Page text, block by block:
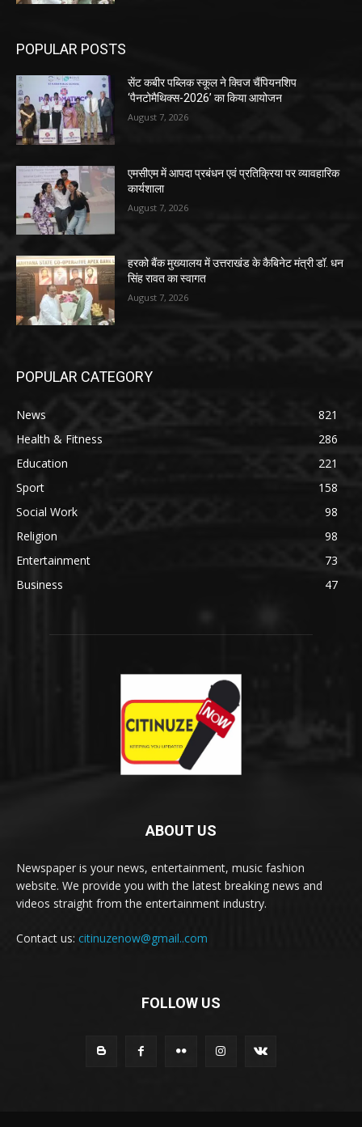
POPULAR POSTS
सेंट कबीर पब्लिक स्कूल ने क्विज चैंपियनशिप
‘पैनटोमैथिक्स-2026’ का किया आयोजन
August 7, 2026
एमसीएम में आपदा प्रबंधन एवं प्रतिक्रिया पर व्यावहारिक
कार्यशाला
August 7, 2026
हरको बैंक मुख्यालय में उत्तराखंड के कैबिनेट मंत्री डॉ. धन
सिंह रावत का स्वागत
August 7, 2026
POPULAR CATEGORY
News
821
Health & Fitness
286
Education
221
Sport
158
Social Work
98
Religion
98
Entertainment
73
Business
47
ABOUT US
Newspaper is your news, entertainment, music fashion
website. We provide you with the latest breaking news and
videos straight from the entertainment industry.
Contact us: citinuzenow@gmail..com
FOLLOW US